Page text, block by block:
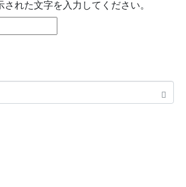
された文字を入力してください。